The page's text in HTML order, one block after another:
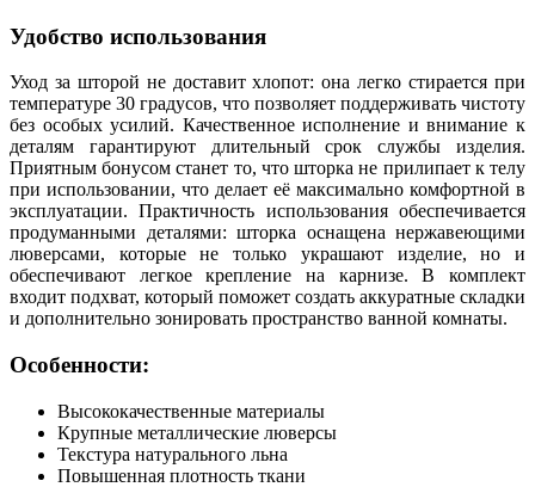
Удобство использования
Уход за шторой не доставит хлопот: она легко стирается при
температуре 30 градусов, что позволяет поддерживать чистоту
без особых усилий. Качественное исполнение и внимание к
деталям гарантируют длительный срок службы изделия.
Приятным бонусом станет то, что шторка не прилипает к телу
при использовании, что делает её максимально комфортной в
эксплуатации. Практичность использования обеспечивается
продуманными деталями: шторка оснащена нержавеющими
люверсами, которые не только украшают изделие, но и
обеспечивают легкое крепление на карнизе. В комплект
входит подхват, который поможет создать аккуратные складки
и дополнительно зонировать пространство ванной комнаты.
Особенности:
Высококачественные материалы
Крупные металлические люверсы
Текстура натурального льна
Повышенная плотность ткани